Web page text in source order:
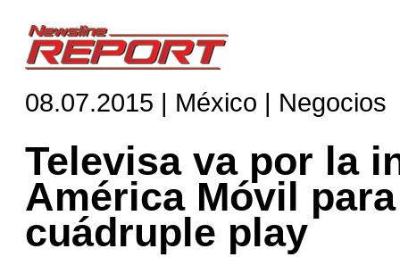
08.07.2015 | México | Negocios
Televisa va por la
América Móvil
cuádruple play